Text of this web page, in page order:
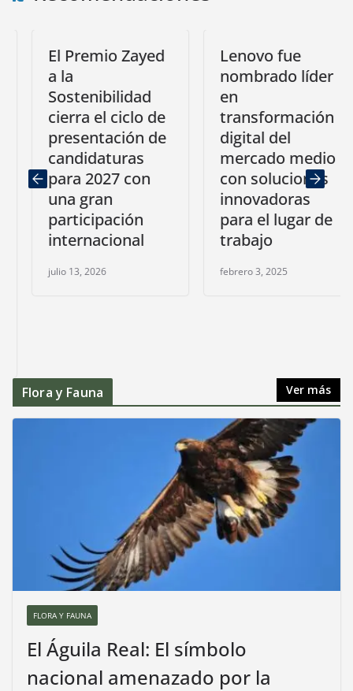
El Premio Zayed
a la
Sostenibilidad
cierra el ciclo de
presentación de
candidaturas
para 2027 con
una gran
participación
internacional
julio 13, 2026
Lenovo fue
nombrado líder
transformación
digital del
mercado medio
con soluciones
innovadoras
para el lugar de
trabajo
febrero 3, 2025
Flora y Fauna Ver más
FLORA Y FAUNA
El Águila Real: El símbolo
nacional amenazado por la